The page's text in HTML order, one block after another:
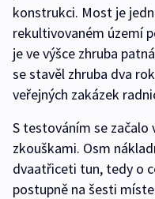
konstrukci. Most je
rekultivovaném území
je ve výšce zhruba
se stavěl zhruba dva
veřejných zakázek
S testováním se
zkouškami. Osm
dvaatřiceti tun, tedy o
postupně na šesti